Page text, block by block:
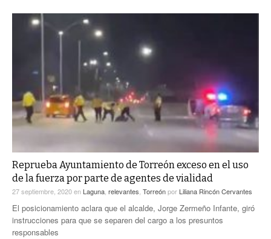
Reprueba Ayuntamiento de Torreón exceso en el uso
de la fuerza por parte de agentes de vialidad
27 septiembre, 2020en Laguna, relevantes, Torreónpor Liliana Rincón Cervantes
El posicionamiento aclara que el alcalde, Jorge Zermeño Infante, giró
instrucciones para que se separen del cargo a los presuntos
responsables